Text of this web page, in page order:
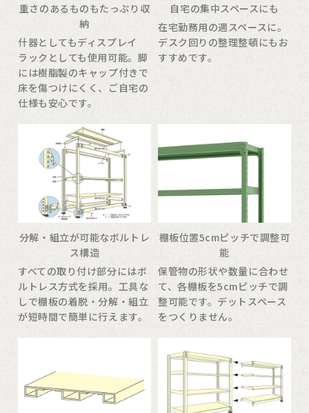
重さのあるものもたっぷり収
納
什器としてもディスプレイ
ラックとしても使用可能。脚
には樹脂製のキャップ付きで
床を傷つけにくく、ご自宅の
仕様も安心です。
自宅の集中スペースにも
在宅勤務用の週スペースに。
デスク回りの整理整頓にもお
すすめです。
分解・組立が可能なボルトレ
ス構造
すべての取り付け部分にはボ
ルトレス方式を採用。工具な
しで棚板の着脱・分解・組立
が短時間で簡単に行えます。
棚板位置5cmピッチで調整可
能
保管物の形状や数量に合わせ
て、各棚板を5cmピッチで調
整可能です。デットスペース
をつくりません。